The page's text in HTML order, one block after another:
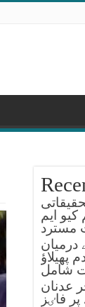
ایم
مسترد
درمیان
پھیلاؤ
شامل
عدنان
فاٸز